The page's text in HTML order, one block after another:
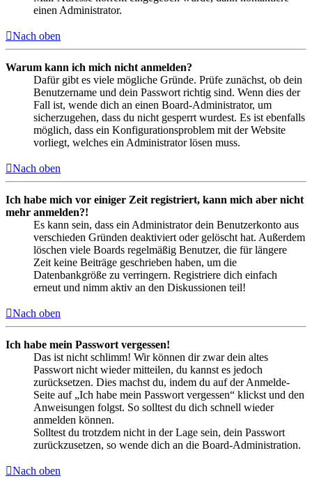
einen Administrator.
Nach oben
Warum kann ich mich nicht anmelden?
Dafür gibt es viele mögliche Gründe. Prüfe zunächst, ob dein
Benutzername und dein Passwort richtig sind. Wenn dies der
Fall ist, wende dich an einen Board-Administrator, um
sicherzugehen, dass du nicht gesperrt wurdest. Es ist ebenfalls
möglich, dass ein Konfigurationsproblem mit der Website
vorliegt, welches ein Administrator lösen muss.
Nach oben
Ich habe mich vor einiger Zeit registriert, kann mich aber nicht
mehr anmelden?!
Es kann sein, dass ein Administrator dein Benutzerkonto aus
verschieden Gründen deaktiviert oder gelöscht hat. Außerdem
löschen viele Boards regelmäßig Benutzer, die für längere
Zeit keine Beiträge geschrieben haben, um die
Datenbankgröße zu verringern. Registriere dich einfach
erneut und nimm aktiv an den Diskussionen teil!
Nach oben
Ich habe mein Passwort vergessen!
Das ist nicht schlimm! Wir können dir zwar dein altes
Passwort nicht wieder mitteilen, du kannst es jedoch
zurücksetzen. Dies machst du, indem du auf der Anmelde-
Seite auf „Ich habe mein Passwort vergessen“ klickst und den
Anweisungen folgst. So solltest du dich schnell wieder
anmelden können.
Solltest du trotzdem nicht in der Lage sein, dein Passwort
zurückzusetzen, so wende dich an die Board-Administration.
Nach oben